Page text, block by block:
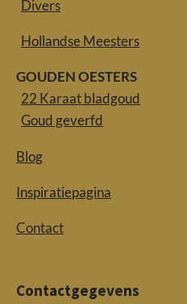
Divers
Hollandse Meesters
GOUDEN OESTERS
22 Karaat bladgoud
Goud geverfd
Blog
Inspiratiepagina
Contact
Contactgegevens